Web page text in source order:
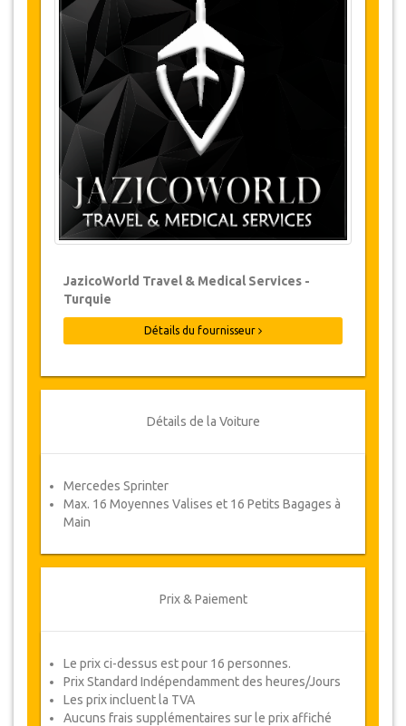
Changements et Politique d'annulation
Les modifications de réservations peuvent
être possibles si l’avis est donné à temps.
Pour plus d'informations veuillez nous
contacter.
Pour toutes les annulations faites au
moins 24 heures à l’avance, il n‘y aura
pas de frais, même si la réservation a été
confirmée. L'annulation ne peut être faite
que par écrit en envoyant un courrier
électronique.
moins de 24 heures avant le transfert.
Dans de tels cas, les paiements sont non-
remboursables.
De temps en temps, JazicoWorld peut
ou un remboursement complet.
Une fois votre paiement effectué, vous serez
redirigé vers détails YourCard pour entrer vos
votre Coupon de service automatiquement.
JazicoWorld Travel & Medical Services -
Turquie
Détails du fournisseur
Détails de la Voiture
Mercedes Sprinter
Max. 16 Moyennes Valises et 16 Petits Bagages à
Main
Prix & Paiement
Le prix ci-dessus est pour 16 personnes.
Prix Standard Indépendamment des heures/Jours
Les prix incluent la TVA
Aucuns frais supplémentaires sur le prix affiché